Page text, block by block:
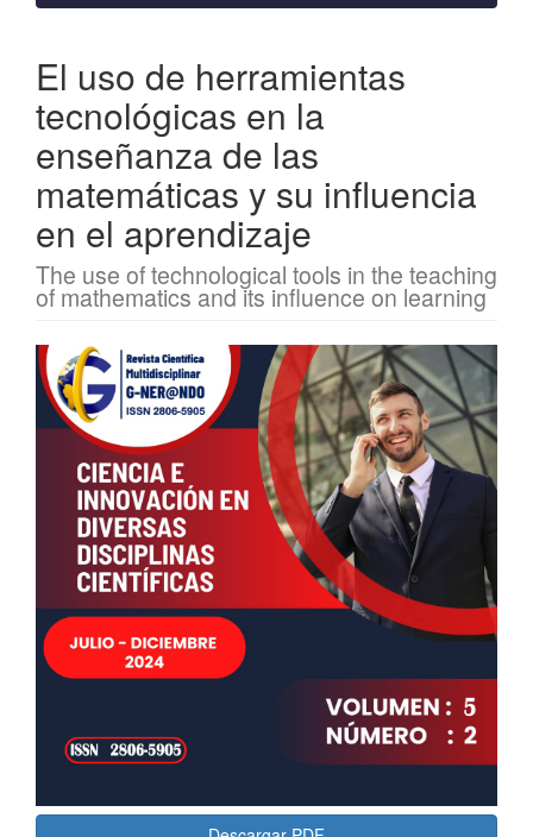
El uso de herramientas
tecnológicas en la
enseñanza de las
matemáticas y su influencia
en el aprendizaje
The use of technological tools in the teaching
of mathematics and its influence on learning
Barra
lateral
del
artículo